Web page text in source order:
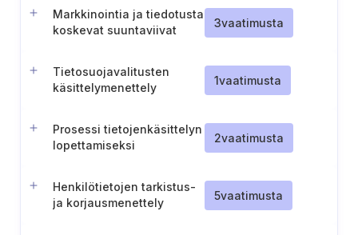
Markkinointia ja tiedotusta
koskevat suuntaviivat
3vaatimusta
Tietosuojavalitusten
käsittelymenettely
1vaatimusta
Prosessi tietojenkäsittelyn
lopettamiseksi
2vaatimusta
Henkilötietojen tarkistus-
ja korjausmenettely
5vaatimusta